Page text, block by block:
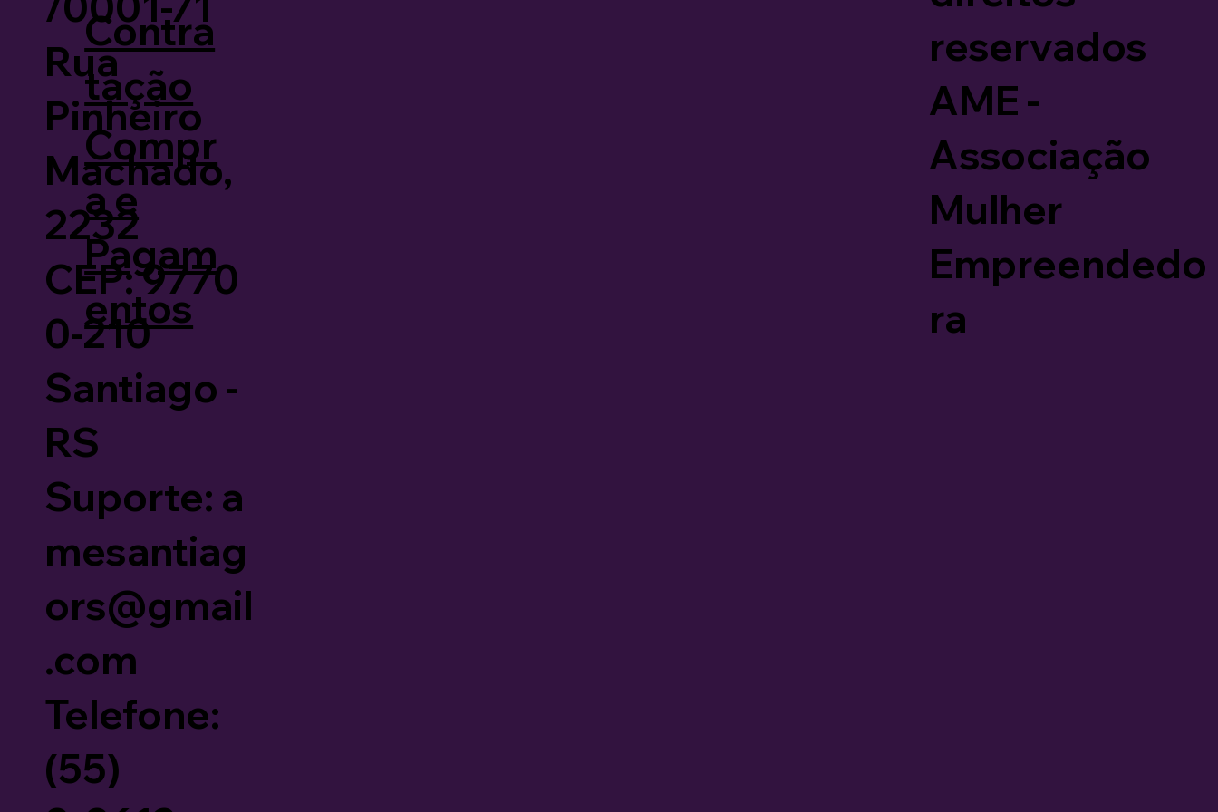
Rua
Pinheiro
Machado,
2232
CEP: 9770
0-210
Santiago -
RS
Suporte: a
mesantiag
ors@gmail
.com
Telefone:
(55)
Contra
tação
Compr
a e
Pagam
entos
reservados
AME -
Associação
Mulher
Empreendedo
ra